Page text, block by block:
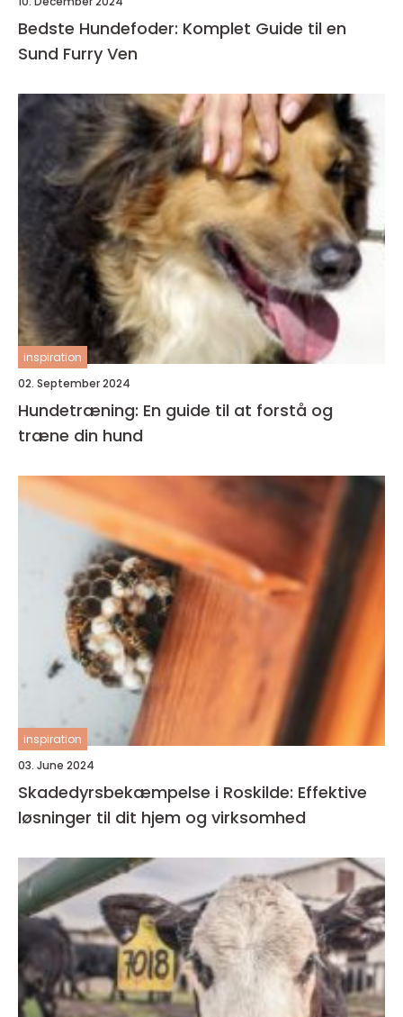
Bedste Hundefoder: Komplet Guide til en
Sund Furry Ven
inspiration
02. September 2024
Hundetræning: En guide til at forstå og
træne din hund
inspiration
03. June 2024
Skadedyrsbekæmpelse i Roskilde: Effektive
løsninger til dit hjem og virksomhed